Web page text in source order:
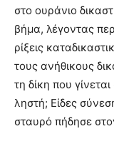
στο ουράνιο
βήμα, λέγοντας
ρίξεις
τους ανήθικους
τη δίκη που
ληστή; Είδες
σταυρό πήδησε